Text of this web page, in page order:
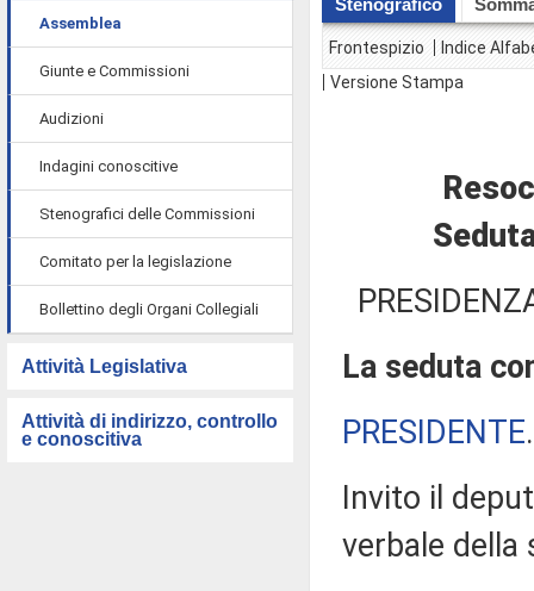
Assemblea
Giunte e Commissioni
Audizioni
Indagini conoscitive
Stenografici delle Commissioni
Comitato per la legislazione
Bollettino degli Organi Collegiali
Attività Legislativa
Attività di indirizzo, controllo
e conoscitiva
Stenografico
Frontespizio
Indice
Versione Stampa
La seduta
PRESIDENTE
Invito il
verbale della